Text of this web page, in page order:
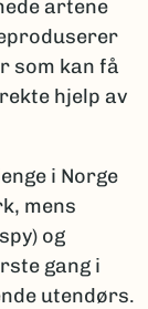
artene
som kan få
hjelp av
i Norge
mens
og
gang i
utendørs.